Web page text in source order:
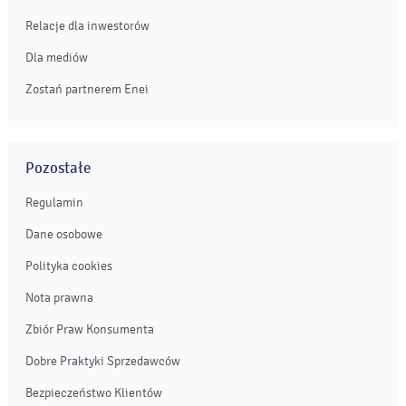
Relacje dla inwestorów
Dla mediów
Zostań partnerem Enei
Pozostałe
Regulamin
Dane osobowe
Polityka cookies
Nota prawna
Zbiór Praw Konsumenta
Dobre Praktyki Sprzedawców
Bezpieczeństwo Klientów